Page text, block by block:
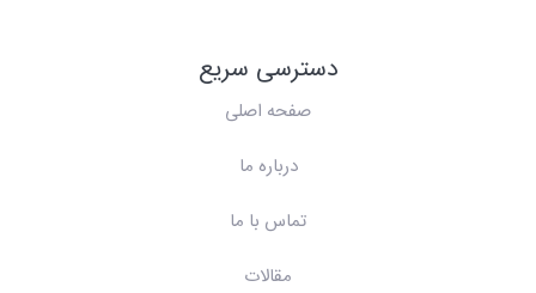
دسترسی سریع
صفحه اصلی
درباره ما
تماس با ما
مقالات